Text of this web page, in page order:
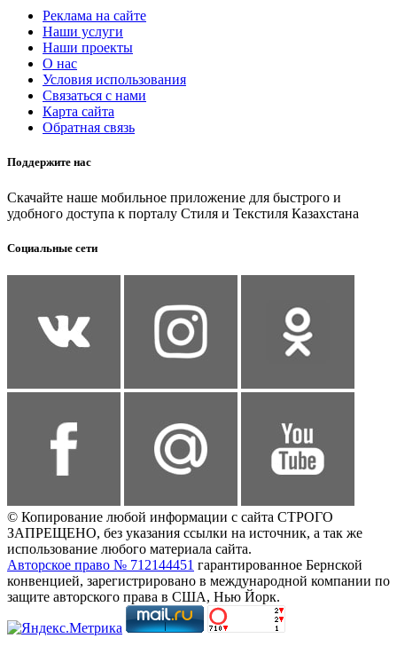
Реклама на сайте
Наши услуги
Наши проекты
О нас
Условия использования
Связаться с нами
Карта сайта
Обратная связь
Поддержите нас
Скачайте наше мобильное приложение для быстрого и
удобного доступа к порталу Стиля и Текстиля Казахстана
Социальные сети
© Копирование любой информации с сайта СТРОГО
ЗАПРЕЩЕНО, без указания ссылки на источник, а так же
использование любого материала сайта.
Авторское право № 712144451 гарантированное Бернской
конвенцией, зарегистрировано в международной компании по
защите авторского права в США, Нью Йорк.